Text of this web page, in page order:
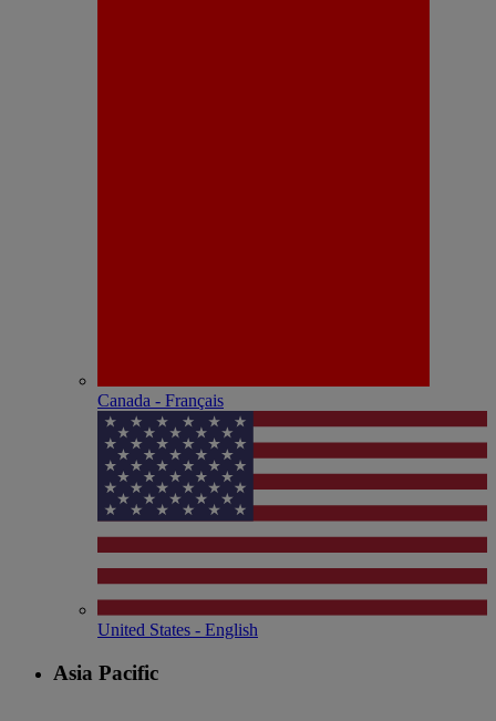
Canada - Français
United States - English
Asia Pacific